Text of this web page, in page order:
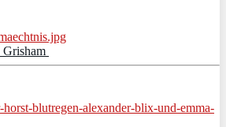
Grisham